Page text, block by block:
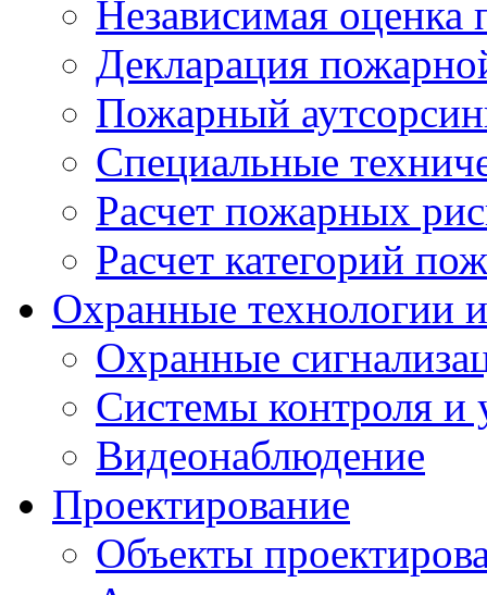
Независимая оценка
Декларация
Пожарный
Специальные
Расчет пожарных
Расчет категорий
Охранные технологии
Охранные
Системы контроля и
Видеонаблюдение
Проектирование
Объекты